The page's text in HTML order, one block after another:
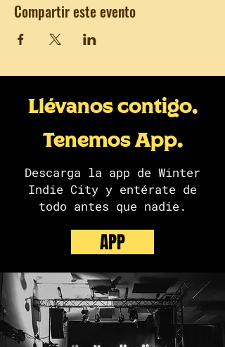
Compartir este evento
Llévanos contigo.
Tenemos App.
Descarga la app de Winter
Indie City y entérate de
todo antes que nadie.
APP